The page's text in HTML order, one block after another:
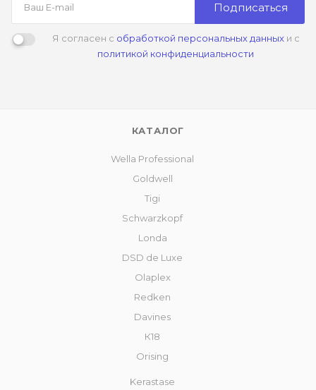
Подписаться
Я согласен с обработкой персональных данныхи с
политикой конфиденциальности
КАТАЛОГ
Wella Professional
Goldwell
Tigi
Schwarzkopf
Londa
DSD de Luxe
Olaplex
Redken
Davines
К18
Orising
Kerastase